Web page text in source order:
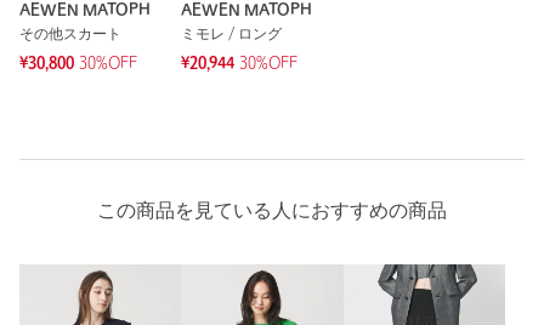
AEWEN MATOPH
その他スカート
¥30,800 30%OFF
AEWEN MATOPH
ミモレ / ロング
¥20,944 30%OFF
この商品を見ている人におすすめの商品